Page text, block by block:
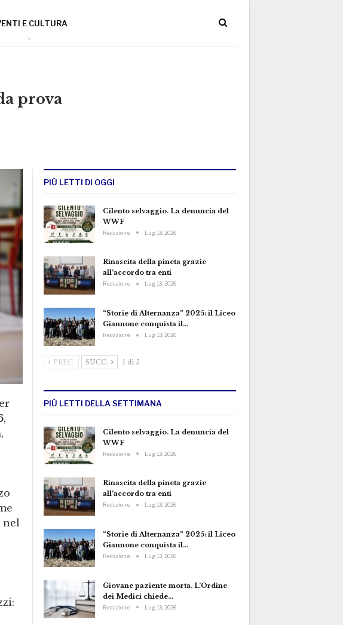
E CULTURA
prova
,
,
nel
PIÙ LETTI DI OGGI
Cilento selvaggio. La denuncia del
WWF
Redazione Lug 13, 2026
Rinascita della pineta grazie
all’accordo tra enti
Redazione Lug 13, 2026
“Storie di Alternanza” 2025: il Liceo
Giannone conquista il…
Redazione Lug 13, 2026
PREC. SUCC. 1 di 5
PIÙ LETTI DELLA SETTIMANA
Cilento selvaggio. La denuncia del
WWF
Redazione Lug 13, 2026
Rinascita della pineta grazie
all’accordo tra enti
Redazione Lug 13, 2026
“Storie di Alternanza” 2025: il Liceo
Giannone conquista il…
Redazione Lug 13, 2026
Giovane paziente morta. L’Ordine
dei Medici chiede…
Redazione Lug 13, 2026